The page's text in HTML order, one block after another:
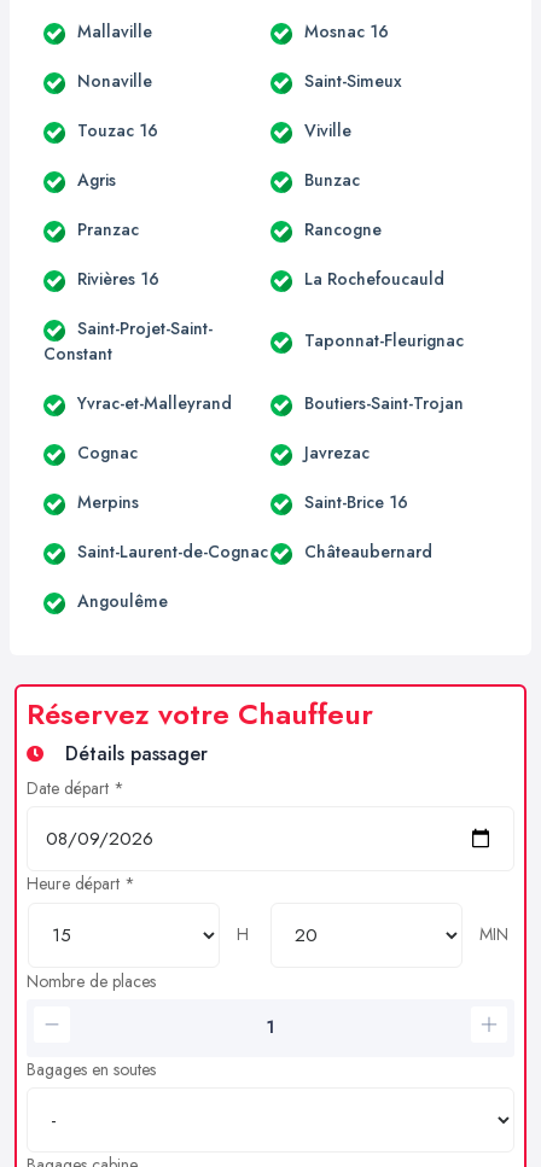
Mallaville Mosnac 16
Nonaville Saint-Simeux
Touzac 16 Viville
Agris Bunzac
Pranzac Rancogne
Rivières 16 La Rochefoucauld
Saint-Projet-Saint-
Constant
Taponnat-Fleurignac
Yvrac-et-Malleyrand Boutiers-Saint-Trojan
Cognac Javrezac
Merpins Saint-Brice 16
Saint-Laurent-de-Cognac Châteaubernard
Angoulême
Réservez votre Chauffeur
Détails passager
Date départ *
Heure départ *
H
MIN
Nombre de places
Bagages en soutes